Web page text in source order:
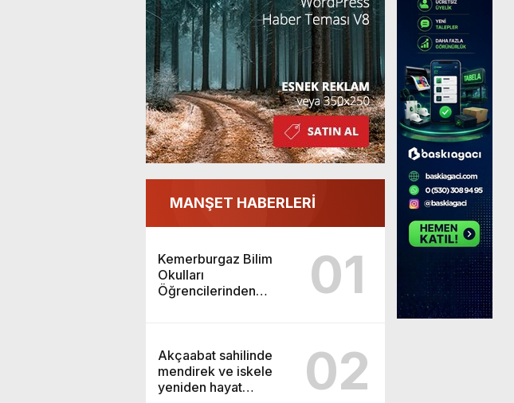
MANŞET HABERLERİ
Kemerburgaz Bilim
Okulları
Öğrencilerinden
01
Akçaabat sahilinde
mendirek ve iskele
yeniden hayat
02